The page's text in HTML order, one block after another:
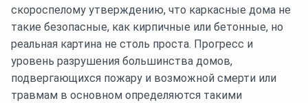
скороспелому утверждению, что каркасные дома не
такие безопасные, как кирпичные или бетонные, но
реальная картина не столь проста. Прогресс и
уровень разрушения большинства домов,
подвергающихся пожару и возможной смерти или
травмам в основном определяются такими